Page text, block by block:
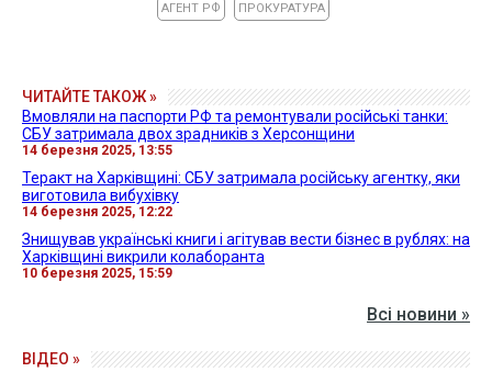
АГЕНТ РФ ПРОКУРАТУРА
ЧИТАЙТЕ ТАКОЖ »
Вмовляли на паспорти РФ та ремонтували російські танки:
СБУ затримала двох зрадників з Херсонщини
14 березня 2025, 13:55
Теракт на Харківщині: СБУ затримала російську агентку, яки
виготовила вибухівку
14 березня 2025, 12:22
Знищував українські книги і агітував вести бізнес в рублях: на
Харківщині викрили колаборанта
10 березня 2025, 15:59
Всі новини »
ВІДЕО »